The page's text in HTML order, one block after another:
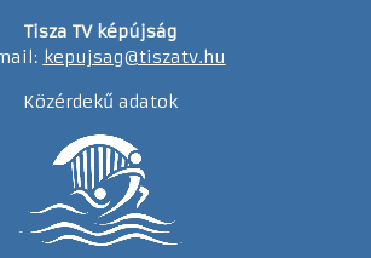
Tisza TV képújság
kepujsag@tiszatv.hu
Közérdekű adatok